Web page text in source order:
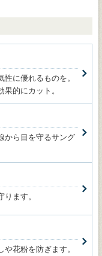
に優れるものを。
的にカット。
から目を守るサング
ます。
花粉を防ぎます。